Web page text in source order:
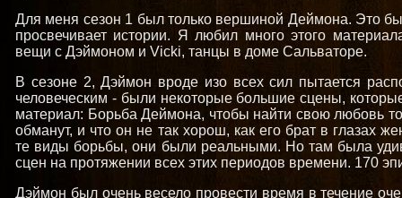
Для меня сезон 1 был только вершиной Деймона. Это
просвечивает истории. Я любил много этого
вещи с Дэймоном и Vicki, танцы в доме Сальваторе.
В сезоне 2, Дэймон вроде изо всех сил пытается
человеческим - были некоторые большие сцены,
материал: Борьба Деймона, чтобы найти свою любовь
обманут, и что он не так хорош, как его брат в глазах
те виды борьбы, они были реальными. Но там была
сцен на протяжении всех этих периодов времени. 170
Дэймон был очень весело провести время в течение